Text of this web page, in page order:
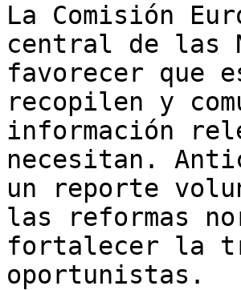
La Comisión
central de las
favorecer que
recopilen y
información
necesitan.
un reporte
las reformas
fortalecer la
oportunistas.